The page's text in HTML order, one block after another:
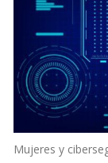
Mujeres y